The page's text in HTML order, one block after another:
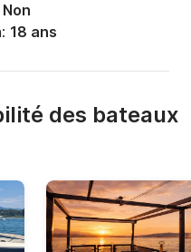
Non
18 ans
des bateaux